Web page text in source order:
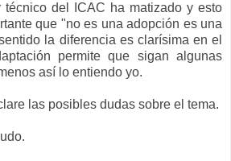
técnico del ICAC ha matizado y esto
que "no es una adopción es una
la diferencia es clarísima en el
permite que sigan algunas
así lo entiendo yo.
las posibles dudas sobre el tema.